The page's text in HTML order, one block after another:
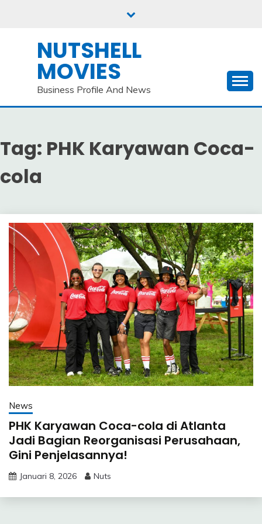
NUTSHELL
MOVIES
Business Profile And News
Tag: PHK Karyawan Coca-
cola
News
PHK Karyawan Coca-cola di Atlanta
Jadi Bagian Reorganisasi Perusahaan,
Gini Penjelasannya!
Januari 8, 2026 Nuts